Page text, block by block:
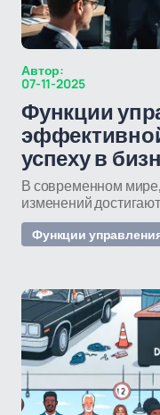
Автор:
07-11-2025
Функции
успеху в
В современном мире,
изменений
Функции